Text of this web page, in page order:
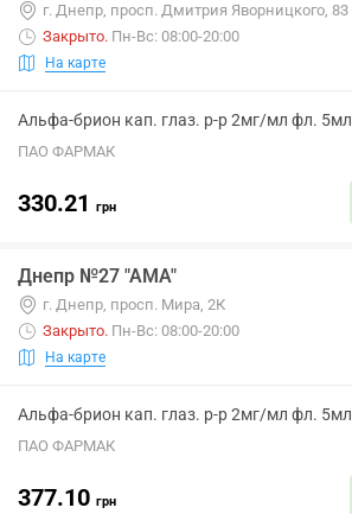
г. Днепр, просп. Дмитрия Яворницкого, 83
Закрыто. Пн-Вс: 08:00-20:00
На карте
Альфа-брион кап. глаз. р-р 2мг/мл фл. 5мл
ПАО ФАРМАК
330.21 грн
Днепр №27 "АМА"
г. Днепр, просп. Мира, 2К
Закрыто. Пн-Вс: 08:00-20:00
На карте
Альфа-брион кап. глаз. р-р 2мг/мл фл. 5мл
ПАО ФАРМАК
377.10 грн